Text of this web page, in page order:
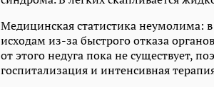
Медицинская статистика неумолима:
исходам из-за быстрого отказа
от этого недуга пока не существует,
госпитализация и интенсивная